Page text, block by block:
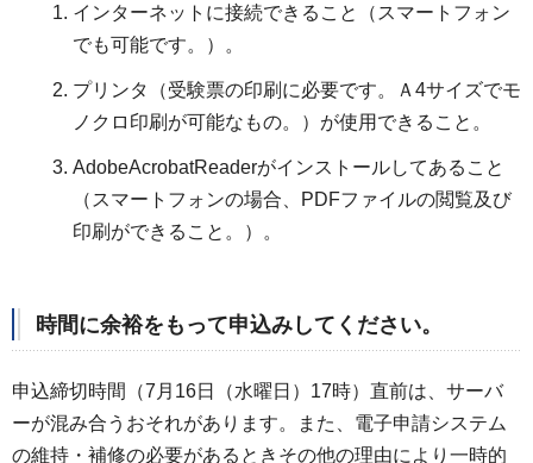
インターネットに接続できること（スマートフォン
でも可能です。）。
プリンタ（受験票の印刷に必要です。Ａ4サイズでモ
ノクロ印刷が可能なもの。）が使用できること。
AdobeAcrobatReaderがインストールしてあること
（スマートフォンの場合、PDFファイルの閲覧及び
印刷ができること。）。
時間に余裕をもって申込みしてください。
申込締切時間（7月16日（水曜日）17時）直前は、サーバ
ーが混み合うおそれがあります。また、電子申請システム
の維持・補修の必要があるときその他の理由により一時的